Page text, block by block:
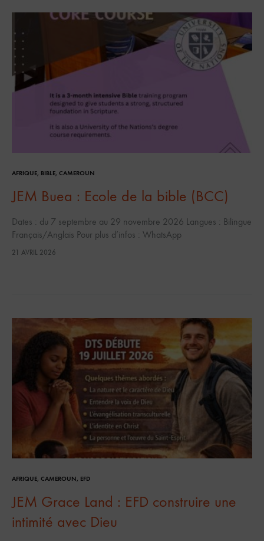
AFRIQUE, BIBLE, CAMEROUN
JEM Buea : Ecole de la bible (BCC)
Dates : du 7 septembre au 29 novembre 2026 Langues : Bilingue
Français/Anglais Pour plus d’infos : WhatsApp
21 AVRIL 2026
AFRIQUE, CAMEROUN, EFD
JEM Grace Land : EFD construire une
intimité avec Dieu